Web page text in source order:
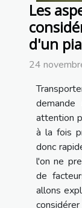
Les
d'un
24
attention
à la fois
donc
l'on ne
de
allons